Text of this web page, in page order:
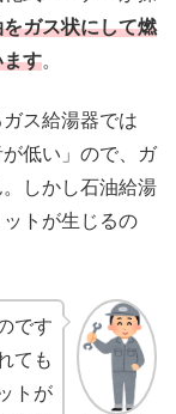
ガス状にして燃
す。
ス給湯器では
が低い」ので、ガ
しかし石油給湯
トが生じるの
です
ても
トが